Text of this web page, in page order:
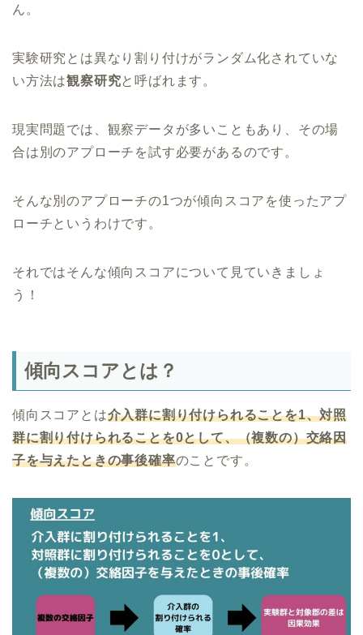
ん。
実験研究とは異なり割り付けがランダム化されていな
い方法は観察研究と呼ばれます。
現実問題では、観察データが多いこともあり、その場
合は別のアプローチを試す必要があるのです。
そんな別のアプローチの1つが傾向スコアを使ったアプ
ローチというわけです。
それではそんな傾向スコアについて見ていきましょ
う！
傾向スコアとは？
傾向スコアとは介入群に割り付けられることを1、対照
群に割り付けられることを0として、（複数の）交絡因
子を与えたときの事後確率のことです。